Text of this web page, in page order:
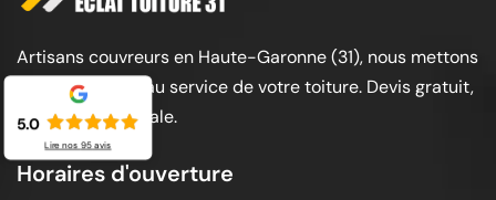
Artisans couvreurs en Haute-Garonne (31), nous mettons
notre expertise au service de votre toiture. Devis gratuit,
garantie décennale.
Horaires d'ouverture
5.0
Lire nos 95avis